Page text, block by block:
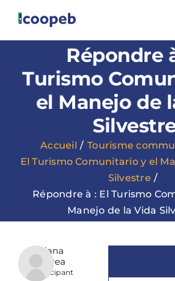
contenu
Répondre
Turismo
el Manejo de
Accueil
Tourisme
El Turismo Comunitario y el
Silvestre
Répondre à : El Turismo
Manejo de la Vida
Ariana
Andrea
Participant